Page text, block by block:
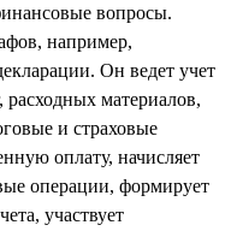
вопросы.
например,
Он ведет учет
расходных материалов,
и страховые
оплату, начисляет
операции, формирует
участвует